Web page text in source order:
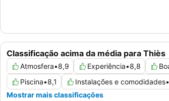
Classificação acima da média para Thiès
Atmosfera•8,9 Experiência•8,8
Piscina•8,1 Instalações e comodidades•
Mostrar mais classificações